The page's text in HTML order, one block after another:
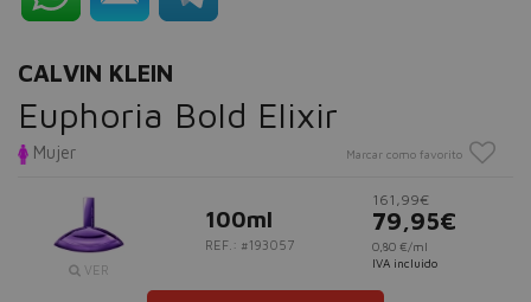
CALVIN KLEIN
Euphoria Bold Elixir
Mujer Marcar como favorito
VER
100ml
REF.: #193057
161,99€
79,95€
0,80 €/ml
IVA incluido